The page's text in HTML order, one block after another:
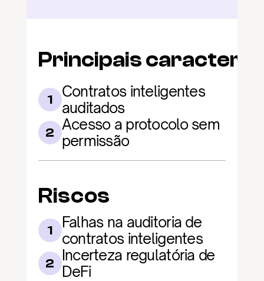
Principais
1
Contratos inteligentes
auditados
2 Acesso a protocolo sem
permissão
Riscos
1
Falhas na auditoria de
contratos inteligentes
2 Incerteza regulatória de
DeFi